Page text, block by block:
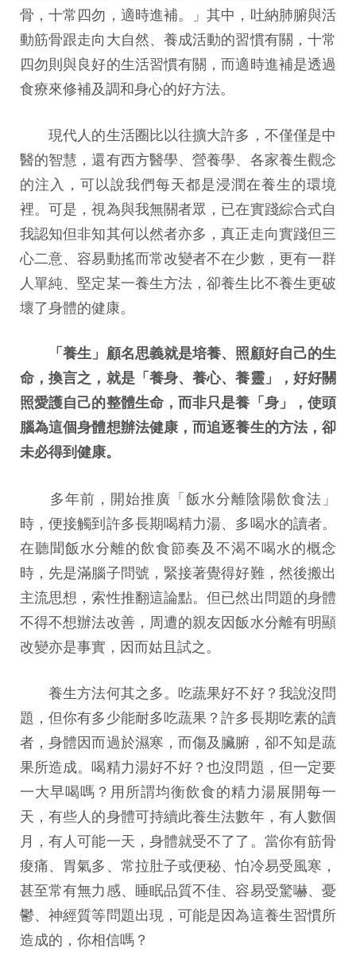
骨，十常四勿，適時進補。」其中，吐納肺腑與活
動筋骨跟走向大自然、養成活動的習慣有關，十常
四勿則與良好的生活習慣有關，而適時進補是透過
食療來修補及調和身心的好方法。
現代人的生活圈比以往擴大許多，不僅僅是中
醫的智慧，還有西方醫學、營養學、各家養生觀念
的注入，可以說我們每天都是浸潤在養生的環境
裡。可是，視為與我無關者眾，已在實踐綜合式自
我認知但非知其何以然者亦多，真正走向實踐但三
心二意、容易動搖而常改變者不在少數，更有一群
人單純、堅定某一養生方法，卻養生比不養生更破
壞了身體的健康。
「養生」顧名思義就是培養、照顧好自己的生
命，換言之，就是「養身、養心、養靈」，好好關
照愛護自己的整體生命，而非只是養「身」，使頭
腦為這個身體想辦法健康，而追逐養生的方法，卻
未必得到健康。
多年前，開始推廣「飯水分離陰陽飲食法」
時，便接觸到許多長期喝精力湯、多喝水的讀者。
在聽聞飯水分離的飲食節奏及不渴不喝水的概念
時，先是滿腦子問號，緊接著覺得好難，然後搬出
主流思想，索性推翻這論點。但已然出問題的身體
不得不想辦法改善，周遭的親友因飯水分離有明顯
改變亦是事實，因而姑且試之。
養生方法何其之多。吃蔬果好不好？我說沒問
題，但你有多少能耐多吃蔬果？許多長期吃素的讀
者，身體因而過於濕寒，而傷及臟腑，卻不知是蔬
果所造成。喝精力湯好不好？也沒問題，但一定要
一大早喝嗎？用所謂均衡飲食的精力湯展開每一
天，有些人的身體可持續此養生法數年，有人數個
月，有人可能一天，身體就受不了了。當你有筋骨
痠痛、胃氣多、常拉肚子或便秘、怕冷易受風寒，
甚至常有無力感、睡眠品質不佳、容易受驚嚇、憂
鬱、神經質等問題出現，可能是因為這養生習慣所
造成的，你相信嗎？